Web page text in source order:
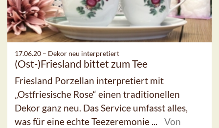
17.06.20 – Dekor neu interpretiert
(Ost-)Friesland bittet zum Tee
Friesland Porzellan interpretiert mit
„Ostfriesische Rose“ einen traditionellen
Dekor ganz neu. Das Service umfasst alles,
was für eine echte Teezeremonie ...
Von